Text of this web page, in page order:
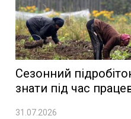
Сезонний
знати під час
31.07.2026